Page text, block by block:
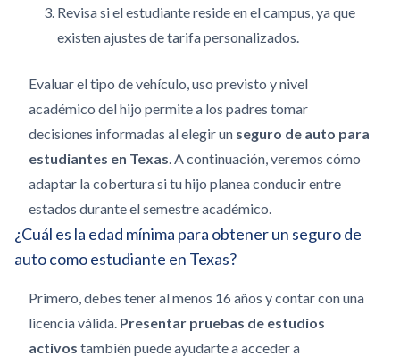
Revisa si el estudiante reside en el campus, ya que
existen ajustes de tarifa personalizados.
Evaluar el tipo de vehículo, uso previsto y nivel
académico del hijo permite a los padres tomar
decisiones informadas al elegir un seguro de auto para
estudiantes en Texas. A continuación, veremos cómo
adaptar la cobertura si tu hijo planea conducir entre
estados durante el semestre académico.
¿Cuál es la edad mínima para obtener un seguro de
auto como estudiante en Texas?
Primero, debes tener al menos 16 años y contar con una
licencia válida. Presentar pruebas de estudios
activos también puede ayudarte a acceder a